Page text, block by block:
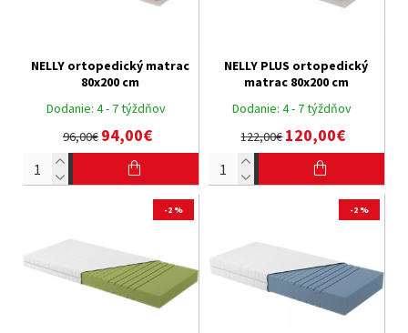
Dodanie: 4 - 7 týždňov
NELLY ortopedický matrac
80x200 cm
96,00€ 94,00€
Dodanie: 4 - 7 týždňov
NELLY PLUS ortopedický
matrac 80x200 cm
122,00€120,00€
-2 % -2 %